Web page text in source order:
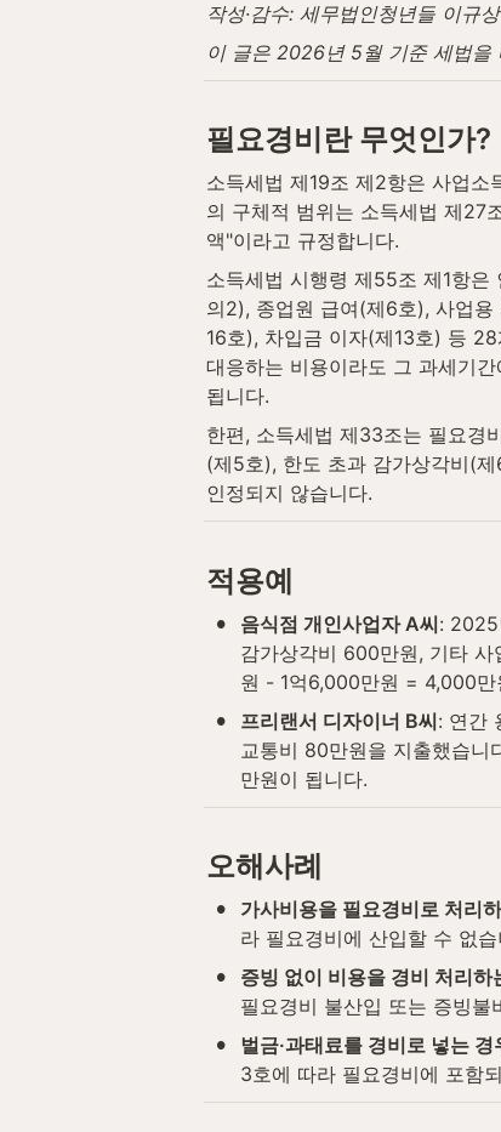
작성·감수: 세무법인청년들 이규
이 글은 2026년 5월 기준 세법을
필요경비란 무엇인가?
소득세법 제19조 제2항은 사업소
의 구체적 범위는 소득세법 제27
액"이라고 규정합니다.
소득세법 시행령 제55조 제1항은
의2), 종업원 급여(제6호), 사업용
16호), 차입금 이자(제13호) 등
대응하는 비용이라도 그 과세기
됩니다.
한편, 소득세법 제33조는 필요경
(제5호), 한도 초과 감가상각비(
인정되지 않습니다.
적용예
• 음식점 개인사업자 A씨: 2025
감가상각비 600만원, 기타
원 - 1억6,000만원 = 4,000만
• 프리랜서 디자이너 B씨: 연간
교통비 80만원을 지출했습니
만원이 됩니다.
오해사례
• 가사비용을 필요경비로 처리
라 필요경비에 산입할 수 없
• 증빙 없이 비용을 경비 처리하
필요경비 불산입 또는 증빙
• 벌금·과태료를 경비로 넣는 경
3호에 따라 필요경비에 포함